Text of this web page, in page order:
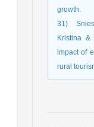
growth.
31)
Kristina &
impact of
rural